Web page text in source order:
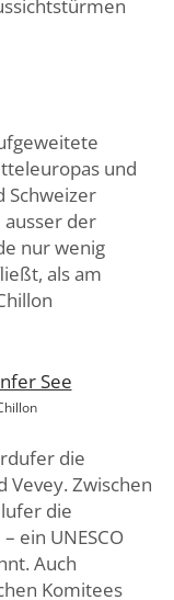
und
Schweizer
ausser der
nur wenig
als am
die
Zwischen
die
ein UNESCO
Auch
Komitees